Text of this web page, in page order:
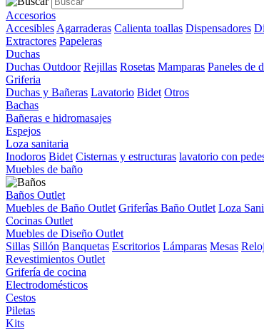
Accesorios
Accesibles Agarraderas Calienta toallas Dispensadores
Extractores Papeleras
Duchas
Duchas Outdoor Rejillas Rosetas Mamparas Paneles de
Griferia
Duchas y Bañeras Lavatorio Bidet Otros
Bachas
Bañeras e hidromasajes
Espejos
Loza sanitaria
Inodoros Bidet Cisternas y estructuras lavatorio con
Muebles de baño
Baños Outlet
Muebles de Baño Outlet Griferîas Baño Outlet Loza
Cocinas Outlet
Muebles de Diseño Outlet
Sillas Sillón Banquetas Escritorios Lámparas Mesas
Revestimientos Outlet
Grifería de cocina
Electrodomésticos
Cestos
Piletas
Kits